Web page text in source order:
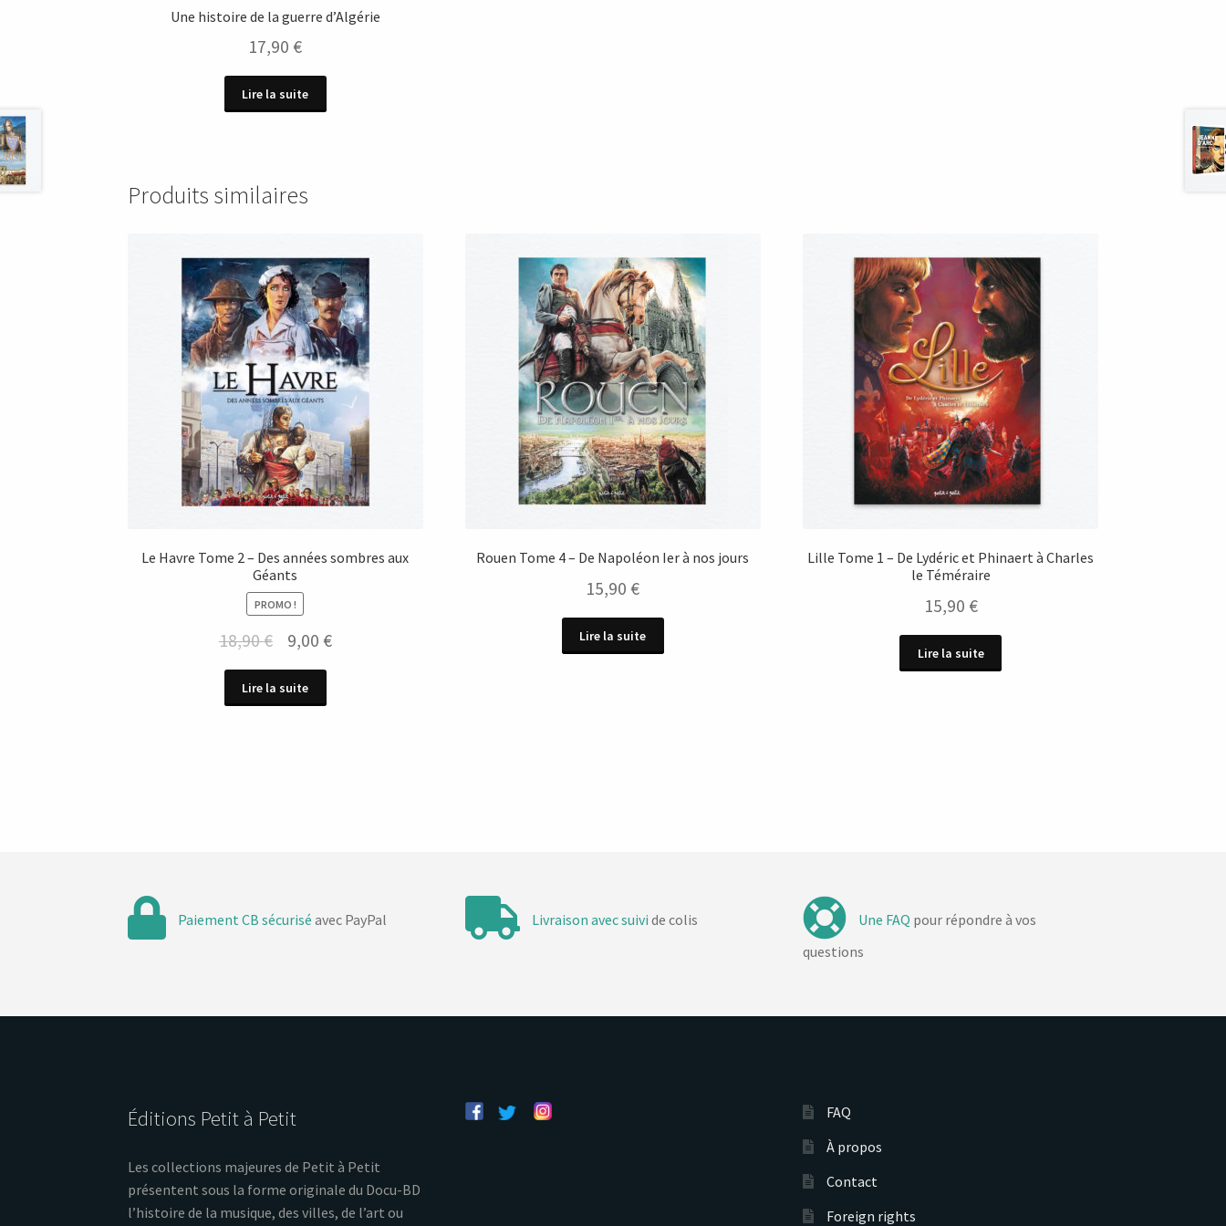
Une histoire de la guerre d’Algérie
17,90 €
Lire la suite
Produits similaires
Le Havre Tome 2 – Des années sombres aux
Géants
PROMO !
18,90€
Le
prix
initial
9,00 €Le
Lire la suite
Rouen Tome 4 – De Napoléon Ier à nos jours
15,90 €
Lire la suite
Lille Tome 1 – De Lydéric et Phinaert à Charles
le Téméraire
15,90 €
Lire la suite
Paiement CB sécurisé avec PayPal Livraison avec suivi de colis Une FAQ pour répondre à vos
questions
Éditions Petit à Petit
Les collections majeures de Petit à Petit
présentent sous la forme originale du Docu-BD
l’histoire de la musique, des villes, de l’art ou
FAQ
À propos
Contact
Foreign rights